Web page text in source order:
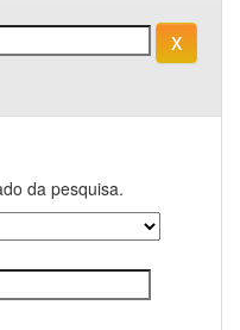
da pesquisa.